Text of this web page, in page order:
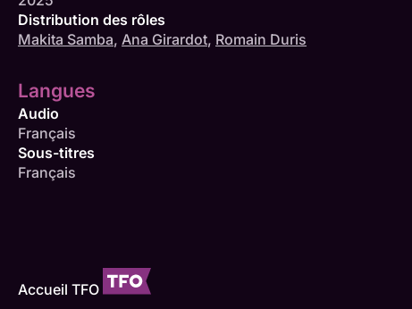
Distribution des rôles
Makita Samba, Ana Girardot, Romain Duris
Langues
Audio
Français
Sous-titres
Français
Accueil TFO